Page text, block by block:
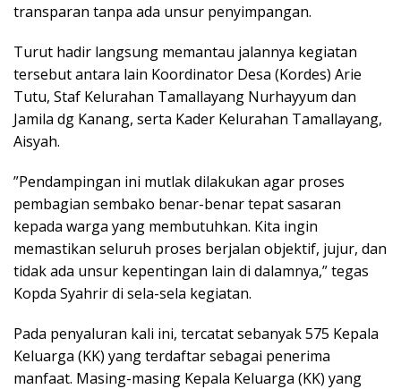
transparan tanpa ada unsur penyimpangan.
​Turut hadir langsung memantau jalannya kegiatan
tersebut antara lain Koordinator Desa (Kordes) Arie
Tutu, Staf Kelurahan Tamallayang Nurhayyum dan
Jamila dg Kanang, serta Kader Kelurahan Tamallayang,
Aisyah.
​”Pendampingan ini mutlak dilakukan agar proses
pembagian sembako benar-benar tepat sasaran
kepada warga yang membutuhkan. Kita ingin
memastikan seluruh proses berjalan objektif, jujur, dan
tidak ada unsur kepentingan lain di dalamnya,” tegas
Kopda Syahrir di sela-sela kegiatan.
​Pada penyaluran kali ini, tercatat sebanyak 575 Kepala
Keluarga (KK) yang terdaftar sebagai penerima
manfaat. Masing-masing Kepala Keluarga (KK) yang